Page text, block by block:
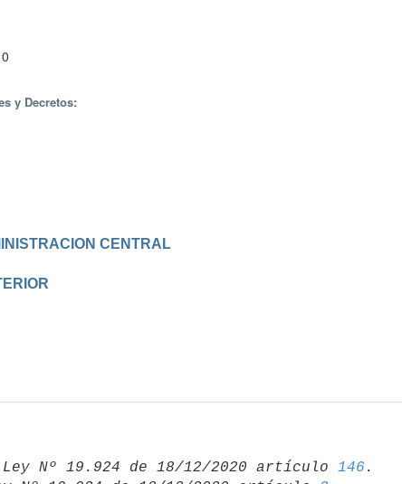
y Decretos:
CENTRAL
Ley Nº 19.924 de 18/12/2020 artículo 146